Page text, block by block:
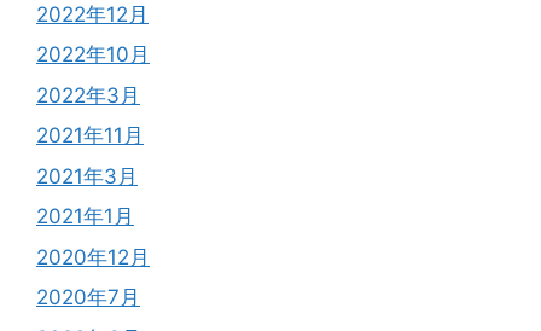
2022年12月
2022年10月
2022年3月
2021年11月
2021年3月
2021年1月
2020年12月
2020年7月